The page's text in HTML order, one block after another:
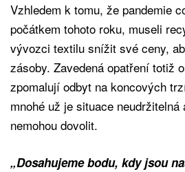
Vzhledem k tomu, že pandemie
počátkem tohoto roku, museli
vývozci textilu snížit své ceny,
zásoby. Zavedená opatření totiž
zpomalují odbyt na koncových
mnohé už je situace
nemohou dovolit.
„Dosahujeme bodu, kdy jsou